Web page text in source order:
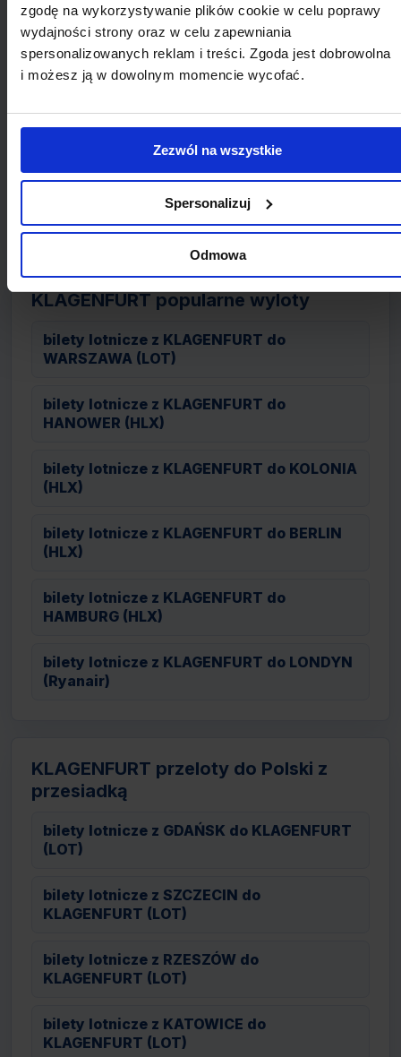
zgodę na wykorzystywanie plików cookie w celu poprawy
wydajności strony oraz w celu zapewniania
spersonalizowanych reklam i treści. Zgoda jest dobrowolna
i możesz ją w dowolnym momencie wycofać.
Zezwól na wszystkie
Spersonalizuj
Odmowa
Innsbruck
Klagenfurt Airport
Wiedeń International Airport
KLAGENFURT popularne wyloty
bilety lotnicze z KLAGENFURT do
WARSZAWA (LOT)
bilety lotnicze z KLAGENFURT do
HANOWER (HLX)
bilety lotnicze z KLAGENFURT do KOLONIA
(HLX)
bilety lotnicze z KLAGENFURT do BERLIN
(HLX)
bilety lotnicze z KLAGENFURT do
HAMBURG (HLX)
bilety lotnicze z KLAGENFURT do LONDYN
(Ryanair)
KLAGENFURT przeloty do Polski z
przesiadką
bilety lotnicze z GDAŃSK do KLAGENFURT
(LOT)
bilety lotnicze z SZCZECIN do
KLAGENFURT (LOT)
bilety lotnicze z RZESZÓW do
KLAGENFURT (LOT)
bilety lotnicze z KATOWICE do
KLAGENFURT (LOT)